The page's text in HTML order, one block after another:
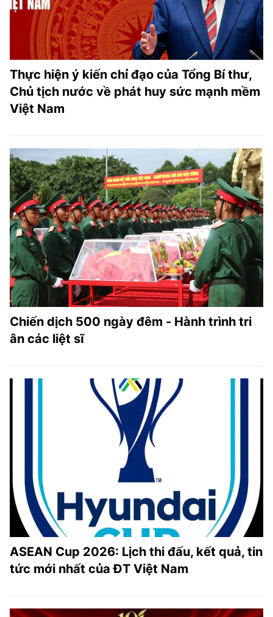
Thực hiện ý kiến chỉ đạo của Tổng Bí thư,
Chủ tịch nước về phát huy sức mạnh mềm
Việt Nam
Chiến dịch 500 ngày đêm - Hành trình tri
ân các liệt sĩ
ASEAN Cup 2026: Lịch thi đấu, kết quả, tin
tức mới nhất của ĐT Việt Nam